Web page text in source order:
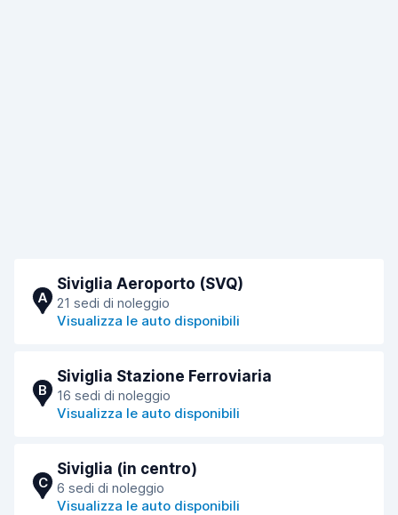
A
Siviglia Aeroporto (SVQ)
21 sedi di noleggio
Visualizza le auto disponibili
B
Siviglia Stazione Ferroviaria
16 sedi di noleggio
Visualizza le auto disponibili
C
Siviglia (in centro)
6 sedi di noleggio
Visualizza le auto disponibili